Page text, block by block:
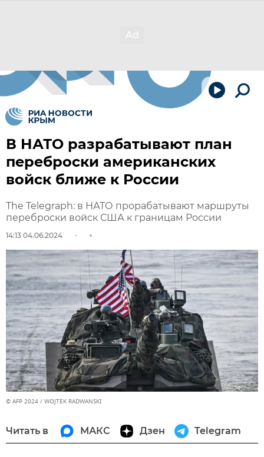
В НАТО разрабатывают план
переброски американских
войск ближе к России
The Telegraph: в НАТО прорабатывают маршруты
переброски войск США к границам России
14:13 04.06.2024
© AFP 2024 / WOJTEK RADWANSKI
Читать в МАКС Дзен Telegram